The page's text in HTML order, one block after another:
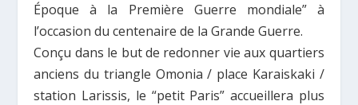
Époque à la Première Guerre mondiale” à
l’occasion du centenaire de la Grande Guerre.
Conçu dans le but de redonner vie aux quartiers
anciens du triangle Omonia / place Karaiskaki /
station Larissis, le “petit Paris” accueillera plus